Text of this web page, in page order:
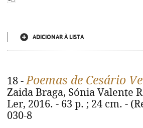
ADICIONAR À LISTA
18 -Poemas de Cesário
Zaida Braga, Sónia Valente
Ler, 2016. - 63 p. ; 24 cm. -
030-8